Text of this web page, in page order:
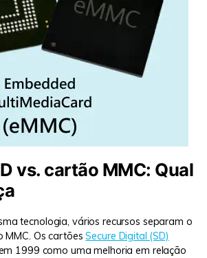
vs. cartão MMC: Qual
tecnologia, vários recursos separam o
MMC. Os cartõesSecure Digital (SD)
1999 como uma melhoria em relação